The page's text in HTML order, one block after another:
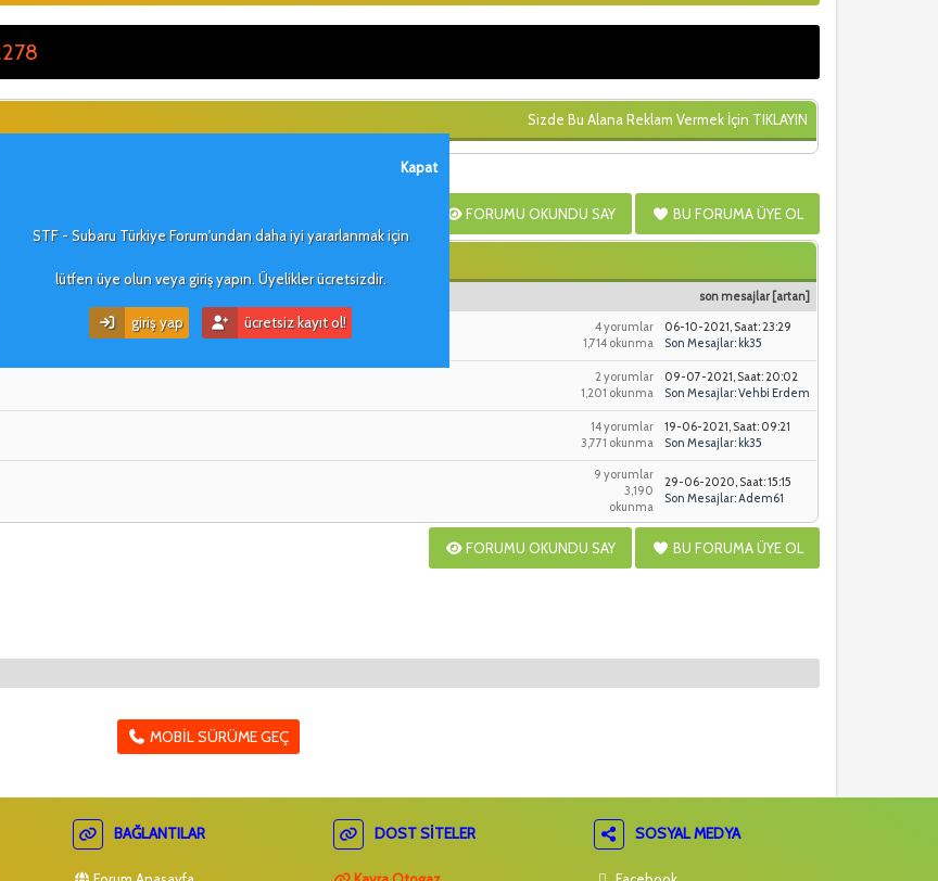
Kapat
STF - Subaru Türkiye Forum'undan daha iyi yararlanmak için
lütfen üye olun veya giriş yapın. Üyelikler ücretsizdir.
giriş yap ücretsiz kayıt ol!
Sizde Bu Alana Reklam Vermek İçin TIKLAYIN
FORUMU OKUNDU SAY BU FORUMA ÜYE OL
son mesajlar [artan]
4 yorumlar
1,714 okunma
06-10-2021, Saat: 23:29
Son Mesajlar: kk35
2 yorumlar
1,201 okunma
09-07-2021, Saat: 20:02
Son Mesajlar:Vehbi Erdem
14 yorumlar
3,771 okunma
19-06-2021, Saat: 09:21
Son Mesajlar: kk35
9 yorumlar
3,190
okunma
29-06-2020, Saat: 15:15
Son Mesajlar:Adem61
FORUMU OKUNDU SAY BU FORUMA ÜYE OL
MOBIL SÜRÜME GEÇ
BAĞLANTILAR DOST SITELER SOSYAL MEDYA